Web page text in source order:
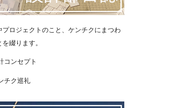
プロジェクトのこと、ケンチクにまつわ
を綴ります。
コンセプト
チク巡礼